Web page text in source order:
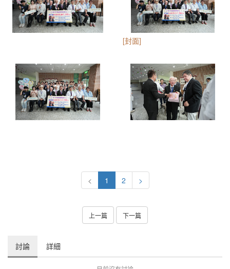
[封面]
< 1 2 >
上一篇 下一篇
討論 詳細